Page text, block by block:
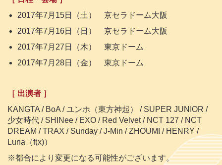
2017年7月15日（土） 京セラドーム大阪
2017年7月16日（日） 京セラドーム大阪
2017年7月27日（木） 東京ドーム
2017年7月28日（金） 東京ドーム
［ 出演者 ］
KANGTA / BoA / ユンホ（東方神起） / SUPER JUNIOR /
少女時代 / SHINee / EXO / Red Velvet / NCT 127 / NCT
DREAM / TRAX / Sunday / J-Min / ZHOUMI / HENRY /
Luna（f(x)）
※都合により変更になる可能性がございます。